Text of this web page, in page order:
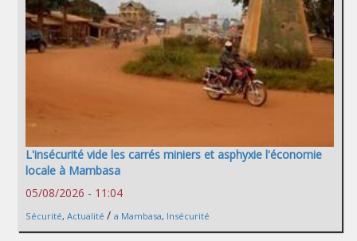
L'insécurité vide les carrés miniers et asphyxie l'économie
locale à Mambasa
05/08/2026 - 11:04
Sécurité, Actualité / a Mambasa, Insécurité